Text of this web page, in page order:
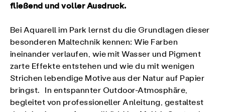
fließend und voller Ausdruck.
Bei Aquarell im Park lernst du die Grundlagen dieser
besonderen Maltechnik kennen: Wie Farben
ineinander verlaufen, wie mit Wasser und Pigment
zarte Effekte entstehen und wie du mit wenigen
Strichen lebendige Motive aus der Natur auf Papier
bringst. In entspannter Outdoor-Atmosphäre,
begleitet von professioneller Anleitung, gestaltest